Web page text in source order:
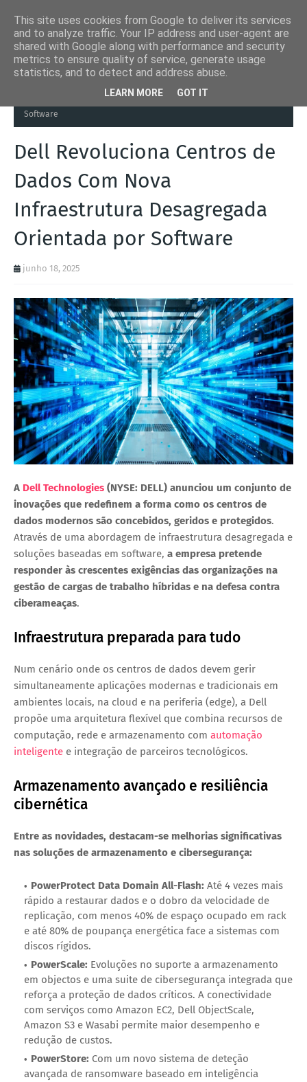
Automation Inside
Dell Revoluciona Centros de
Software
Dell Revoluciona Centros de
Dados Com Nova
Infraestrutura Desagregada
Orientada por Software
junho 18, 2025
A Dell Technologies (NYSE: DELL) anunciou um conjunto de
inovações que redefinem a forma como os centros de
dados modernos são concebidos, geridos e protegidos.
Através de uma abordagem de infraestrutura desagregada e
soluções baseadas em software, a empresa pretende
responder às crescentes exigências das organizações na
gestão de cargas de trabalho híbridas e na defesa contra
ciberameaças.
Infraestrutura preparada para tudo
Num cenário onde os centros de dados devem gerir
simultaneamente aplicações modernas e tradicionais em
ambientes locais, na cloud e na periferia (edge), a Dell
propõe uma arquitetura flexível que combina recursos de
computação, rede e armazenamento com automação
inteligente e integração de parceiros tecnológicos.
Armazenamento avançado e resiliência
cibernética
Entre as novidades, destacam-se melhorias significativas
nas soluções de armazenamento e cibersegurança:
PowerProtect Data Domain All-Flash: Até 4 vezes mais
rápido a restaurar dados e o dobro da velocidade de
replicação, com menos 40% de espaço ocupado em rack
e até 80% de poupança energética face a sistemas com
discos rígidos.
PowerScale: Evoluções no suporte a armazenamento
em objectos e uma suite de cibersegurança integrada que
reforça a proteção de dados críticos. A conectividade
com serviços como Amazon EC2, Dell ObjectScale,
Amazon S3 e Wasabi permite maior desempenho e
redução de custos.
PowerStore: Com um novo sistema de deteção
avançada de ransomware baseado em inteligência
This site uses cookies from Google to deliver its services
and to analyze traffic. Your IP address and user-agent are
shared with Google along with performance and security
metrics to ensure quality of service, generate usage
statistics, and to detect and address abuse.
LEARN MORE GOT IT